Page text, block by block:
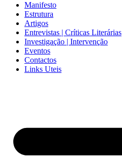
Manifesto
Estrutura
Artigos
Entrevistas | Críticas Literárias
Investigação | Intervenção
Eventos
Contactos
Links Uteis